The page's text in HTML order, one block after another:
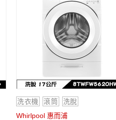
洗衣機 滾筒
洗脫
Whirlpool 惠而浦